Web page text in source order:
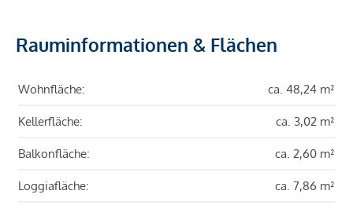
Rauminformationen & Flächen
Wohnfläche: ca. 48,24 m²
Kellerfläche: ca. 3,02 m²
Balkonfläche: ca. 2,60 m²
Loggiafläche: ca. 7,86 m²